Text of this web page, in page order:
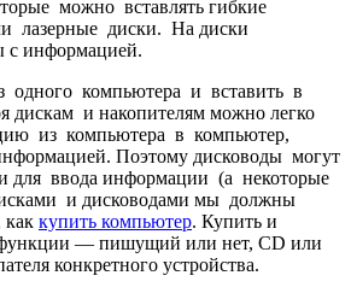
можно вставлять гибкие
лазерные диски. На диски
с информацией.
одного компьютера и вставить в
дискам и накопителям можно легко
из компьютера в компьютер,
Поэтому дисководы могут
для ввода информации (а некоторые
и дисководами мы должны
как купить компьютер. Купить и
функции — пишущий или нет, CD или
конкретного устройства.